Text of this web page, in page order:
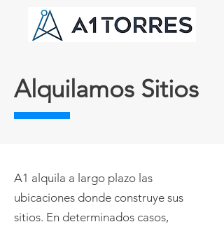
Alquilamos Sitios
A1 alquila a largo plazo las
ubicaciones donde construye sus
sitios. En determinados casos,